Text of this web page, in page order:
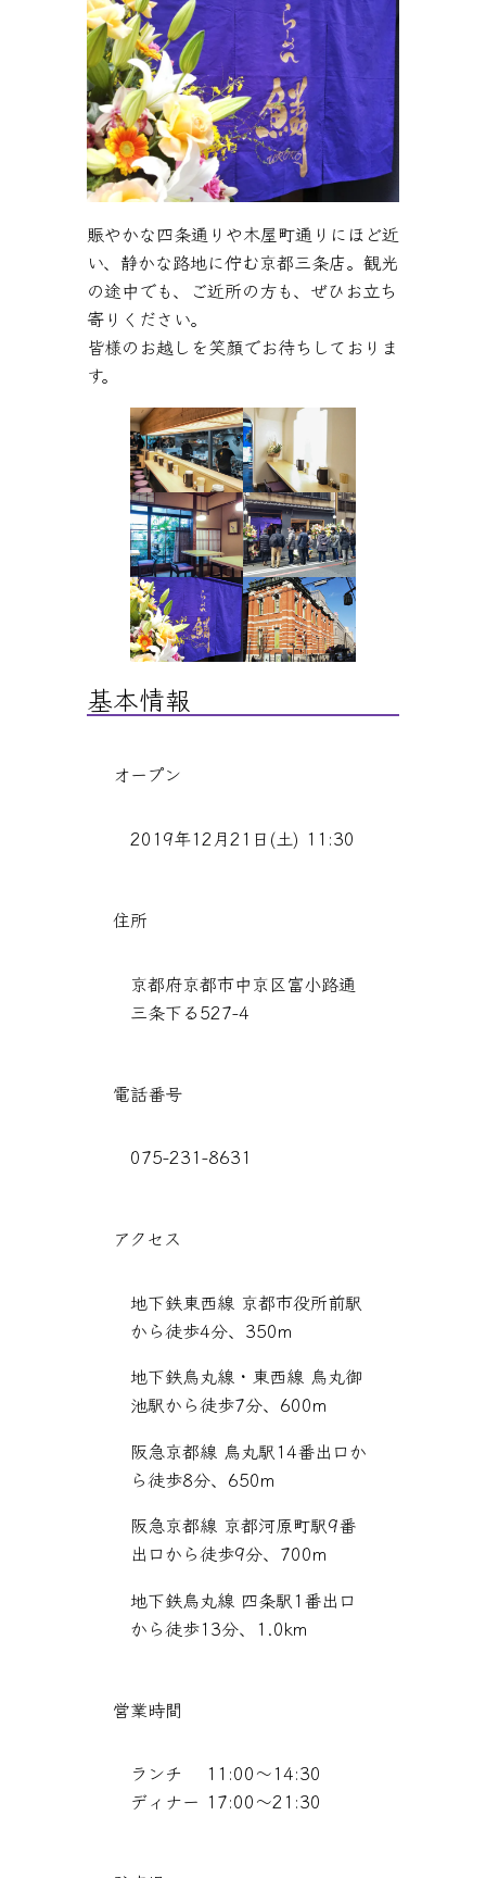
賑やかな四条通りや木屋町通りにほど近
い、静かな路地に佇む京都三条店。観光
の途中でも、ご近所の方も、ぜひお立ち
寄りください。
皆様のお越しを笑顔でお待ちしておりま
す。
基本情報
オープン
2019年12月21日(土) 11:30
住所
京都府京都市中京区富小路通
三条下る527-4
電話番号
075-231-8631
アクセス
地下鉄東西線 京都市役所前駅
から徒歩4分、350m
地下鉄烏丸線・東西線 烏丸御
池駅から徒歩7分、600m
阪急京都線 烏丸駅14番出口か
ら徒歩8分、650m
阪急京都線 京都河原町駅9番
出口から徒歩9分、700m
地下鉄烏丸線 四条駅1番出口
から徒歩13分、1.0km
営業時間
ランチ 11:00～14:30
ディナー 17:00～21:30